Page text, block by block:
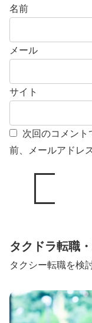
名前
メール
サイト
次回のコメント
前、メールアドレ
タクドラ転職
タクシー転職を検